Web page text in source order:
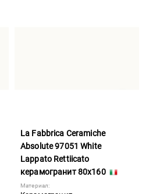
La Fabbrica Ceramiche
Absolute 97051 White
Lappato Rettiicato
керамогранит 80x160
Материал: